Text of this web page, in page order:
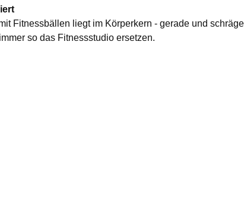
Fitnessbällen liegt im Körperkern - gerade und
so das Fitnessstudio ersetzen.